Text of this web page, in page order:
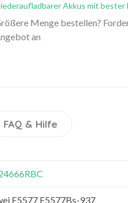
Akkus mit bester
Menge bestellen?
an
FAQ & Hilfe
E5577 E5577Bs-937